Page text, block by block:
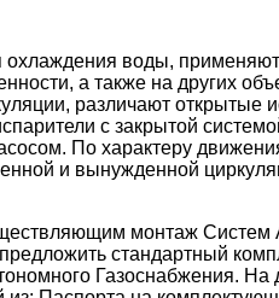
воды,
а также на других
различают открытые
с закрытой
По характеру
и вынужденной
монтаж Систем
стандартный
Газоснабжения. На